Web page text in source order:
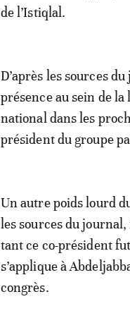
de l’Istiqlal.
D’après les sources
présence au sein de
national dans les
président du groupe
Un autre poids lourd
les sources du journal,
tant ce co-président
s’applique à
congrès.